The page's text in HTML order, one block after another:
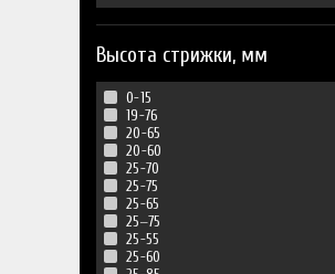
Высота стрижки, мм
0-15
19-76
20-65
20-60
25-70
25-75
25-65
25‒75
25-55
25-60